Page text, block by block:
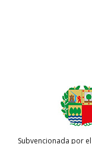
Subvencionada por